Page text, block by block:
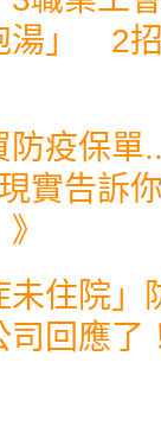
湯」 2
防疫保單
實告訴
》
未住院」
回應了